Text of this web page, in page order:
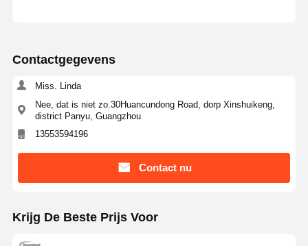
Contactgegevens
Miss. Linda
Nee, dat is niet zo.30Huancundong Road, dorp Xinshuikeng,
district Panyu, Guangzhou
13553594196
Contact nu
Krijg De Beste Prijs Voor